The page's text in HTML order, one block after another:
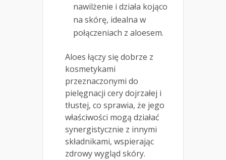
nawilżenie i działa kojąco
na skórę, idealna w
połączeniach z aloesem.
Aloes łączy się dobrze z
kosmetykami
przeznaczonymi do
pielęgnacji cery dojrzałej i
tłustej, co sprawia, że jego
właściwości mogą działać
synergistycznie z innymi
składnikami, wspierając
zdrowy wygląd skóry.